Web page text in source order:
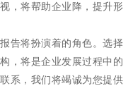
，将帮助企业降，提升形
告将扮演着的角色。选择
，将是企业发展过程中的
系，我们将竭诚为您提供